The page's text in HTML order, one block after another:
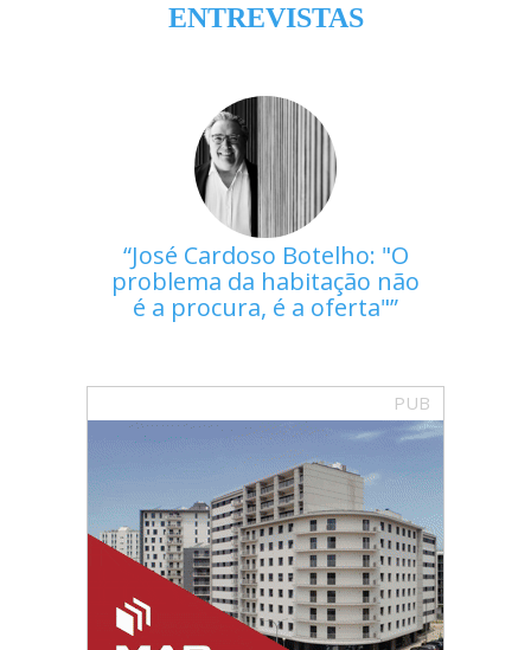
ENTREVISTAS
José Cardoso Botelho: "O
problema da habitação não
é a procura, é a oferta"
PUB